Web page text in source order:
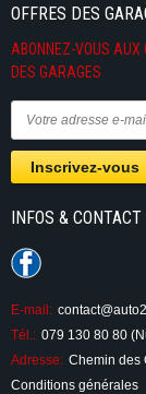
OFFRES DES
ABONNEZ-VOUS AUX
DES GARAGES
INFOS & CONTACT
E-mail:
Tél.: 079 130 80 80
Adresse: Chemin des
Conditions générales